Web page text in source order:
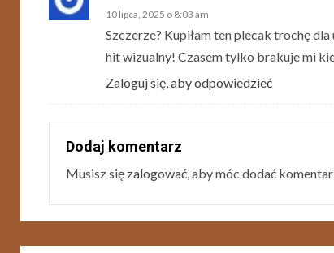
10 lipca, 2025 o 8:03 am
Szczerze? Kupiłam ten plecak trochę
hit wizualny! Czasem tylko brakuje mi
Zaloguj się, aby odpowiedzieć
Dodaj komentarz
Musisz się zalogować, aby móc dodać